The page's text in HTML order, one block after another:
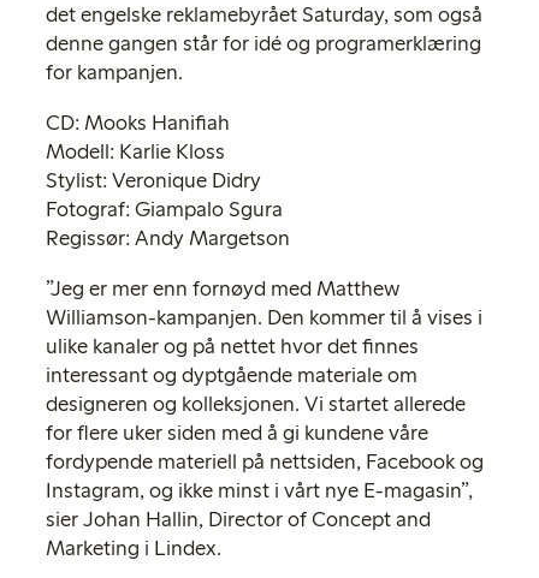
det engelske reklamebyrået Saturday, som også
denne gangen står for idé og programerklæring
for kampanjen.
CD: Mooks Hanifiah
Modell: Karlie Kloss
Stylist: Veronique Didry
Fotograf: Giampalo Sgura
Regissør: Andy Margetson
”Jeg er mer enn fornøyd med Matthew
Williamson-kampanjen. Den kommer til å vises i
ulike kanaler og på nettet hvor det finnes
interessant og dyptgående materiale om
designeren og kolleksjonen. Vi startet allerede
for flere uker siden med å gi kundene våre
fordypende materiell på nettsiden, Facebook og
Instagram, og ikke minst i vårt nye E-magasin”,
sier Johan Hallin, Director of Concept and
Marketing i Lindex.